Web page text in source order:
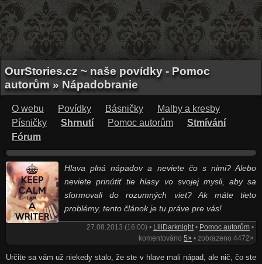
OurStories.cz ~ naše povídky - Pomoc
autorům » Nápadobranie
O webu Povídky Básničky
Malby a kresby
Písničky
Shrnutí Pomoc autorům
Stmívání
Fórum
Hlava plná nápadov a neviete čo s nimi? Alebo
neviete prinútiť tie hlasy vo svojej mysli, aby sa
sformovali do rozumných viet? Ak máte tieto
problémy, tento článok je tu práve pre vás!
27.08.2013 (16:00) • LiliDarknight• Pomoc autorům •
komentováno5× • zobrazeno 4472×
Určite sa vám už niekedy stalo, že ste v hlave mali nápad, ale nič, čo ste